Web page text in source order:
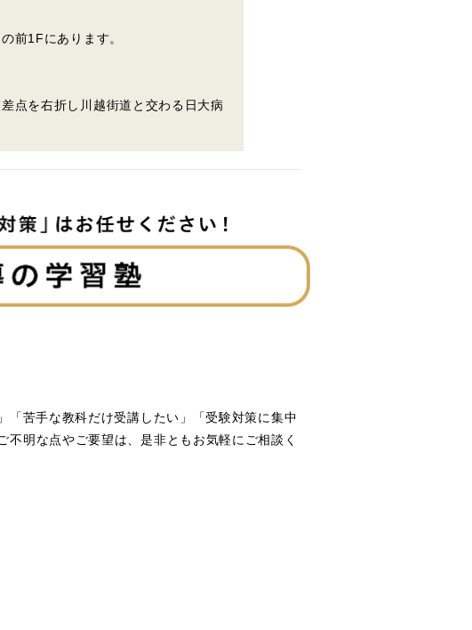
前1Fにあります。
点を右折し川越街道と交わる日大病
苦手な教科だけ受講したい」「受験対策に集中
明な点やご要望は、是非ともお気軽にご相談く